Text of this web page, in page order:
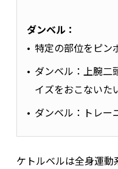
ダンベル：
特定の部位をピン
ダンベル：上腕二
イズをおこないた
ダンベル：トレー
ケトルベルは全身運